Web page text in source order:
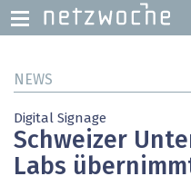
zumNEWS
Digital Signage
Schweizer
Labs